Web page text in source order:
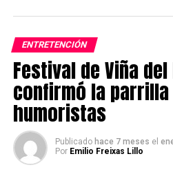
ENTRETENCIÓN
Festival de Viña
confirmó la
humoristas
Publicado hace 7 meses el
Por Emilio Freixas Lillo